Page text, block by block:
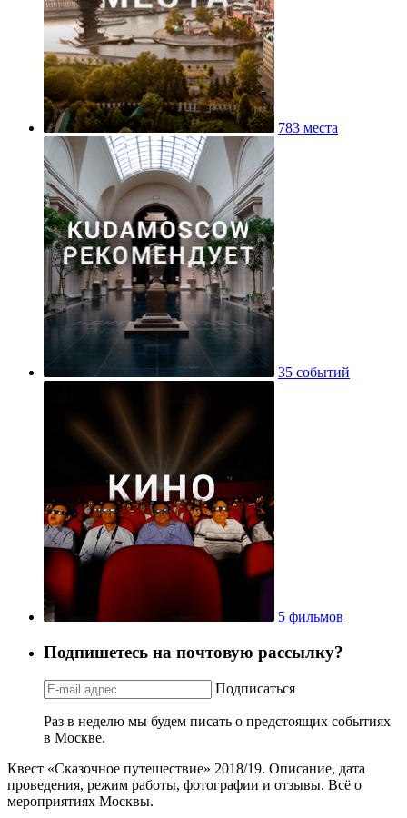
783 места
35 событий
5 фильмов
Подпишетесь на почтовую рассылку?
Подписаться
Раз в неделю мы будем писать о предстоящих событиях
в Москве.
Квест «Сказочное путешествие» 2018/19. Описание, дата
проведения, режим работы, фотографии и отзывы. Всё о
мероприятиях Москвы.